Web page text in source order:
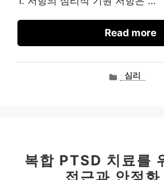
Read more
카심리
복합 PTSD 치료를